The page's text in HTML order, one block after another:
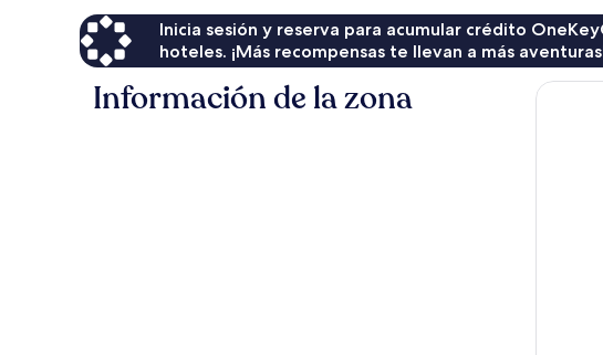
Inicia sesión y reserva para acumular crédito
hoteles. ¡Más recompensas te llevan a más
Información de la zona